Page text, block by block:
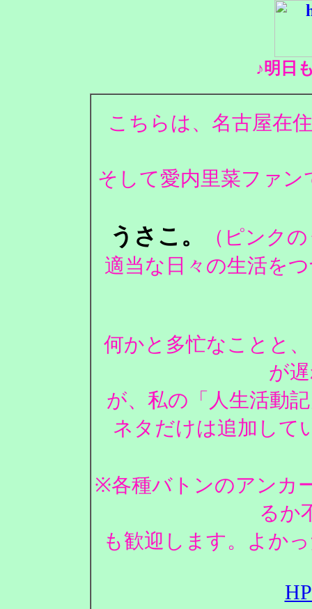
♪明日
こちらは、名古屋在
そして愛内里菜ファン
うさこ。
（ピンク
適当な日々の生活を
何かと多忙なことと
が
が、私の「人生活動
ネタだけは追加して
※各種バトンのアンカ
るか
も歓迎します。よか